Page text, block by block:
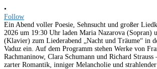
•
Follow
Ein Abend voller Poesie, Sehnsucht und großer
2026 um 19:30 Uhr laden Maria Nazarova (Sopran)
(Klavier) zum Liederabend „Nacht und Träume“ in
Vaduz ein. Auf dem Programm stehen Werke von
Rachmaninow, Clara Schumann und Richard Strauss
zarter Romantik, inniger Melancholie und